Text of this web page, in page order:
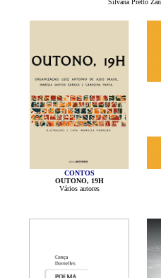
Silvana Pretto
CONTOS
OUTONO, 19H
Vários autores